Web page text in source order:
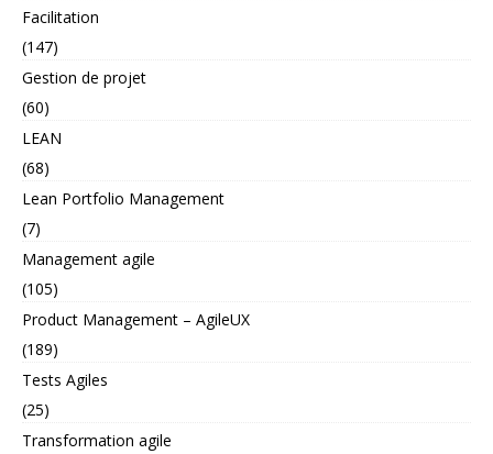
Facilitation
(147)
Gestion de projet
(60)
LEAN
(68)
Lean Portfolio Management
(7)
Management agile
(105)
Product Management – AgileUX
(189)
Tests Agiles
(25)
Transformation agile